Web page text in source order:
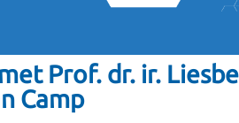
Prof. dr. ir.
Camp